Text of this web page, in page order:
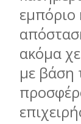
εμπόριο
ακόμα
με βάση